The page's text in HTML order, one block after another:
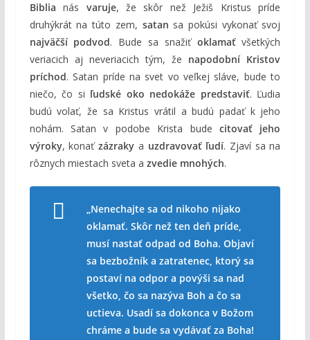
Biblia nás varuje, že skôr než Ježiš Kristus príde
druhýkrát na túto zem, satan sa pokúsi vykonať svoj
najväčší podvod. Bude sa snažiť oklamaťvšetkých
veriacich aj neveriacich tým, že napodobní Kristov
príchod. Satan príde na svet vo veľkej sláve, bude to
niečo, čo si ľudské oko nedokáže predstaviť. Ľudia
budú volať, že sa Kristus vrátil a budú padať k jeho
nohám. Satan v podobe Krista bude citovať jeho
výroky, konaťzázraky a uzdravovať ľudí. Zjaví sa na
rôznych miestach sveta a zvedie mnohých.
„Nenechajte sa od nikoho nijako
oklamať. Skôr než ten deň príde,
musí nastať odpad od Boha. Objaví
sa bezbožník a zatratenec, ktorý sa
postaví na odpor a povýši sa nad
všetko, čo sa nazýva Boh a čo sa
uctieva. Usadí sa dokonca v Božom
chráme a bude sa vydávať za Boha!